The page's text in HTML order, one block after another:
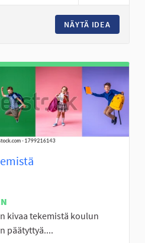
NÄYTÄ IDEA
kivaa tekemistä koulun
päätyttyä....